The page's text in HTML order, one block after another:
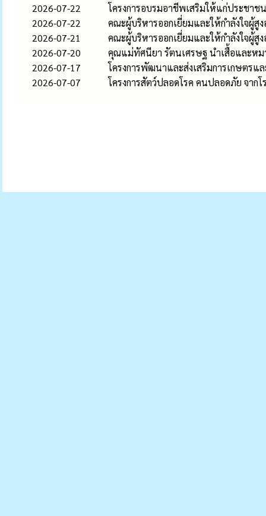
2026-07-22
โครงการอบรมอาชีพเสริมให้แก่ประชาช
2026-07-22
คณะผู้บริหารออกเยี่ยมและให้กำลังใจผู้
2026-07-21
คณะผู้บริหารออกเยี่ยมและให้กำลังใจผู้
2026-07-20
คุณแม่ทัศนียา รัตนเศรษฐ นำเสื้อและหม
2026-07-17
โครงการพัฒนาและส่งเสริมการเกษตร
2026-07-07
โครงการสัตว์ปลอดโรค คนปลอดภัย จา